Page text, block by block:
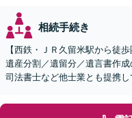
相続手続き
【西鉄・ＪＲ久留米駅から徒
遺産分割／遺留分／遺言書作
司法書士など他士業とも提携